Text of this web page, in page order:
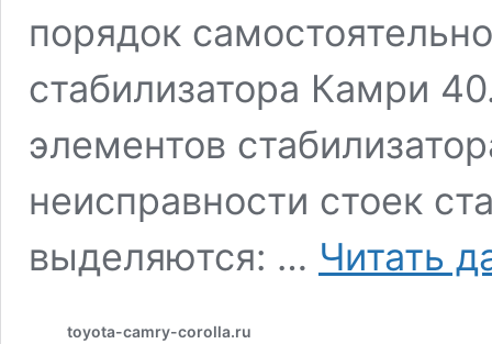
порядок
стабилизатора Камри
элементов
неисправности стоек
выделяются: … Читать
toyota-camry-corolla.ru